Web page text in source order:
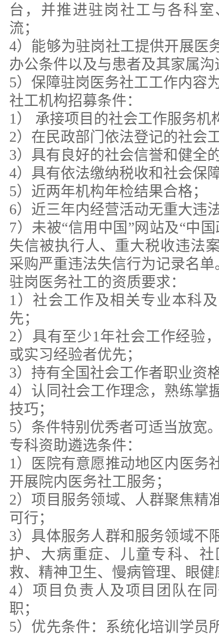
台，并推进驻岗社工与各科
流；
4）能够为驻岗社工提供开展医
办公条件以及与患者及其家属
5）保障驻岗医务社工工作内容
社工机构招募条件：
1） 承接项目的社会工作服务机
2）在民政部门依法登记的社会
3）具有良好的社会信誉和健全
4）具有依法缴纳税收和社会保
5）近两年机构年检结果合格；
6）近三年内经营活动无重大违
7）未被“信用中国”网站及“中
失信被执行人、重大税收违法
采购严重违法失信行为记录名单
驻岗医务社工的资质要求：
1）社会工作及相关专业本科
先；
2）具有至少1年社会工作经验
或实习经验者优先；
3）持有全国社会工作者职业资
4）认同社会工作理念，熟练掌
技巧；
5）条件特别优秀者可适当放宽
专科资助遴选条件：
1）医院有意愿推动地区内医务
开展院内医务社工服务；
2）项目服务领域、人群聚焦精
可行；
3）具体服务人群和服务领域不
护、大病重症、儿童专科、
救、精神卫生、慢病管理、眼
4）项目负责人及项目团队在
职；
5）优先条件：系统化培训学员